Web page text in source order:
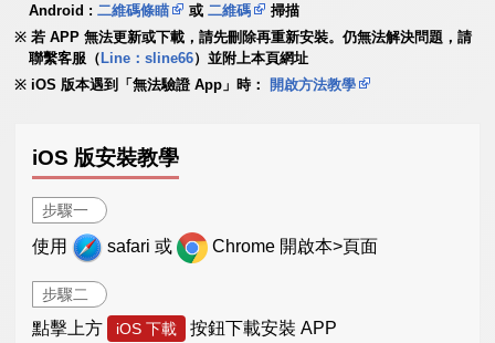
Android :二維碼條瞄 或二維碼
掃描
若 APP 無法更新或下載，請先刪除再重新安裝。仍無法解決問題，請
聯繫客服（ Line：sline66）並附上本頁網址
iOS 版本遇到「無法驗證 App」時：
開啟方法教學
iOS 版安裝教學
步驟一
使用 safari 或 Chrome 開啟本>頁面
步驟二
點擊上方 iOS 下載 按鈕下載安裝 APP